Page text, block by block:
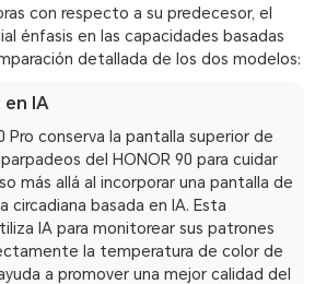
con respecto a su predecesor, el
énfasis en las capacidades basadas
detallada de los dos modelos:
en IA
Pro conserva la pantalla superior de
del HONOR 90 para cuidar
más allá al incorporar una pantalla de
circadiana basada en IA. Esta
IA para monitorear sus patrones
la temperatura de color de
a promover una mejor calidad del